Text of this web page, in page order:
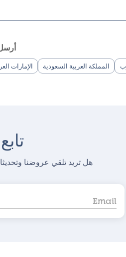
المملكة العربية السعودية الإمارات
هل تريد تلقي عروضنا